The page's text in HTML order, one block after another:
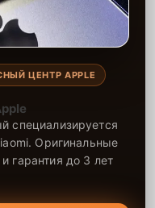
ЦЕНТР APPLE
специализируется
Оригинальные
гарантия до 3 лет